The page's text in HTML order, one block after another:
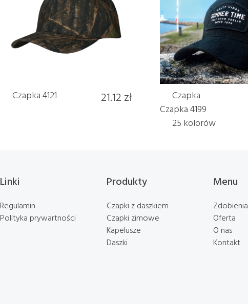
Czapka 4121 21.12 zł
Czapka
Czapka 4199
25 kolorów
Linki
Regulamin
Polityka prywartności
Produkty
Czapki z daszkiem
Czapki zimowe
Kapelusze
Daszki
Menu
Zdobienia
Oferta
O nas
Kontakt